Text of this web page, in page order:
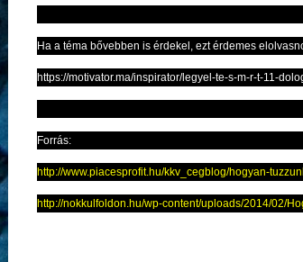
Ha a téma bővebben is érdekel, ezt érdemes
https://motivator.ma/inspirator/legyel-te-s-m-r-t-11-
Forrás:
http://www.piacesprofit.hu/kkv_cegblog/hogyan-
http://nokkulfoldon.hu/wp-content/uploads/2014/02/